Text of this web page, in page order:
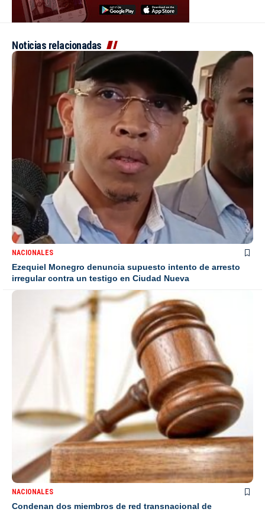
Noticias relacionadas
NACIONALES
Ezequiel Monegro denuncia supuesto intento de arresto
irregular contra un testigo en Ciudad Nueva
NACIONALES
Condenan dos miembros de red transnacional de